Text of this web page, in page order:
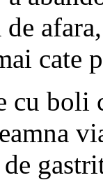
cate
cu boli